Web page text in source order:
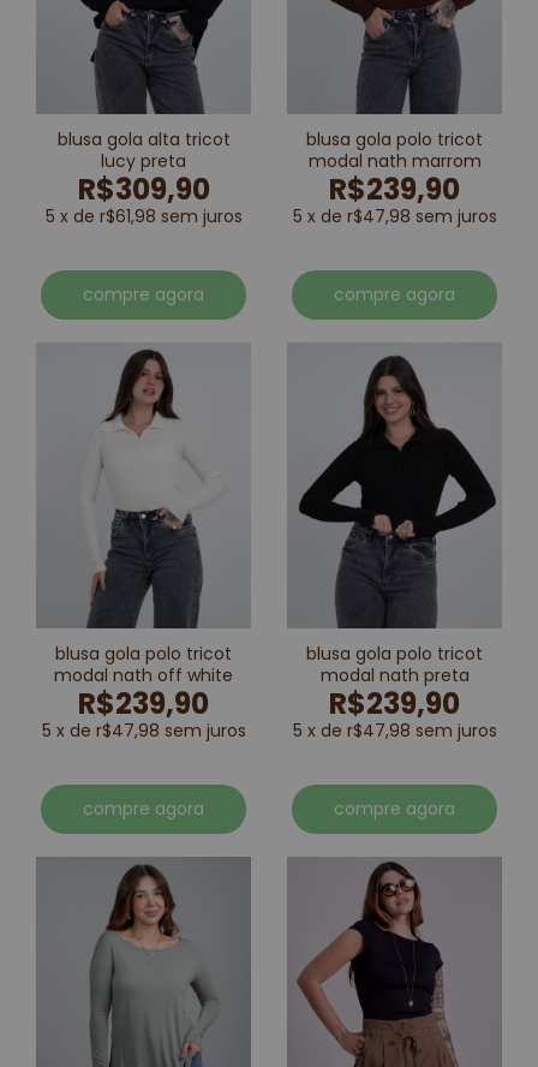
blusa gola alta tricot
lucy preta
R$309,90
5 x de r$61,98 sem juros
compre agora
blusa gola polo tricot
modal nath marrom
R$239,90
5 x de r$47,98 sem juros
compre agora
blusa gola polo tricot
modal nath off white
R$239,90
5 x de r$47,98 sem juros
compre agora
blusa gola polo tricot
modal nath preta
R$239,90
5 x de r$47,98 sem juros
compre agora